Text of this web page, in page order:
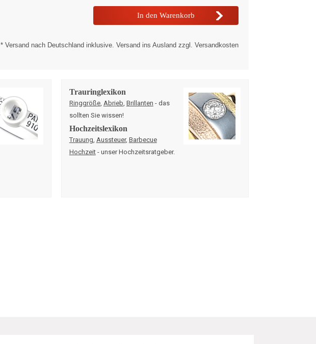
* Versand nach Deutschland inklusive. Versand ins Ausland zzgl. Versandkosten
Trauringlexikon
Ringgröße, Abrieb, Brillanten - das
sollten Sie wissen!
Hochzeitslexikon
Trauung, Aussteuer, Barbecue
Hochzeit- unser Hochzeitsratgeber.